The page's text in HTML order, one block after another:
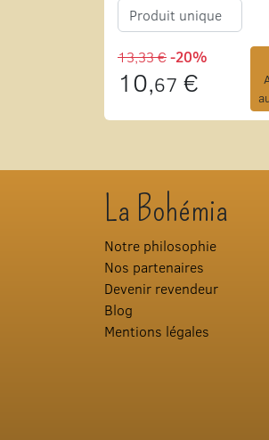
Produit unique
13,33 €-20%
10,67 €
La Bohémia
Notre philosophie
Nos partenaires
Devenir revendeur
Blog
Mentions légales